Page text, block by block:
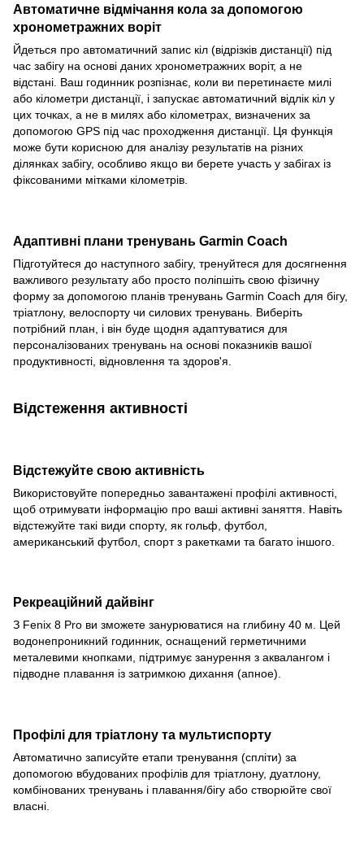
Автоматичне відмічання кола за допомогою
хронометражних воріт
Йдеться про автоматичний запис кіл (відрізків дистанції) під
час забігу на основі даних хронометражних воріт, а не
відстані. Ваш годинник розпізнає, коли ви перетинаєте милі
або кілометри дистанції, і запускає автоматичний відлік кіл у
цих точках, а не в милях або кілометрах, визначених за
допомогою GPS під час проходження дистанції. Ця функція
може бути корисною для аналізу результатів на різних
ділянках забігу, особливо якщо ви берете участь у забігах із
фіксованими мітками кілометрів.
Адаптивні плани тренувань Garmin Coach
Підготуйтеся до наступного забігу, тренуйтеся для досягнення
важливого результату або просто поліпшіть свою фізичну
форму за допомогою планів тренувань Garmin Coach для бігу,
тріатлону, велоспорту чи силових тренувань. Виберіть
потрібний план, і він буде щодня адаптуватися для
персоналізованих тренувань на основі показників вашої
продуктивності, відновлення та здоров'я.
Відстеження активності
Відстежуйте свою активність
Використовуйте попередньо завантажені профілі активності,
щоб отримувати інформацію про ваші активні заняття. Навіть
відстежуйте такі види спорту, як гольф, футбол,
американський футбол, спорт з ракетками та багато іншого.
Рекреаційний дайвінг
З Fenix 8 Pro ви зможете занурюватися на глибину 40 м. Цей
водонепроникний годинник, оснащений герметичними
металевими кнопками, підтримує занурення з аквалангом і
підводне плавання із затримкою дихання (апное).
Профілі для тріатлону та мультиспорту
Автоматично записуйте етапи тренування (спліти) за
допомогою вбудованих профілів для тріатлону, дуатлону,
комбінованих тренувань і плавання/бігу або створюйте свої
власні.